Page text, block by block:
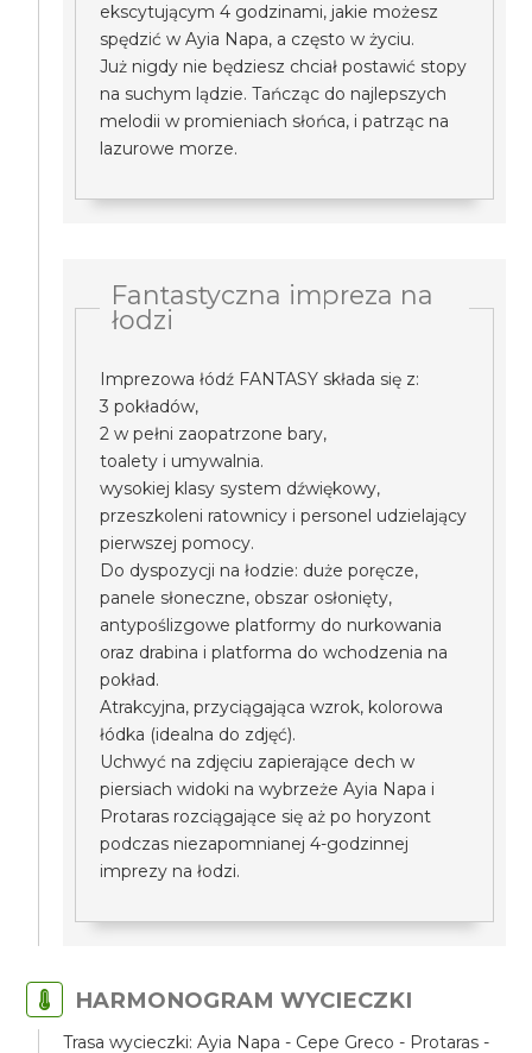
ekscytującym 4 godzinami, jakie możesz
spędzić w Ayia Napa, a często w życiu.
Już nigdy nie będziesz chciał postawić stopy
na suchym lądzie. Tańcząc do najlepszych
melodii w promieniach słońca, i patrząc na
lazurowe morze.
Fantastyczna impreza na
łodzi
Imprezowa łódź FANTASY składa się z:
3 pokładów,
2 w pełni zaopatrzone bary,
toalety i umywalnia.
wysokiej klasy system dźwiękowy,
przeszkoleni ratownicy i personel udzielający
pierwszej pomocy.
Do dyspozycji na łodzie: duże poręcze,
panele słoneczne, obszar osłonięty,
antypoślizgowe platformy do nurkowania
oraz drabina i platforma do wchodzenia na
pokład.
Atrakcyjna, przyciągająca wzrok, kolorowa
łódka (idealna do zdjęć).
Uchwyć na zdjęciu zapierające dech w
piersiach widoki na wybrzeże Ayia Napa i
Protaras rozciągające się aż po horyzont
podczas niezapomnianej 4-godzinnej
imprezy na łodzi.
HARMONOGRAM WYCIECZKI
Trasa wycieczki: Ayia Napa - Cepe Greco - Protaras -